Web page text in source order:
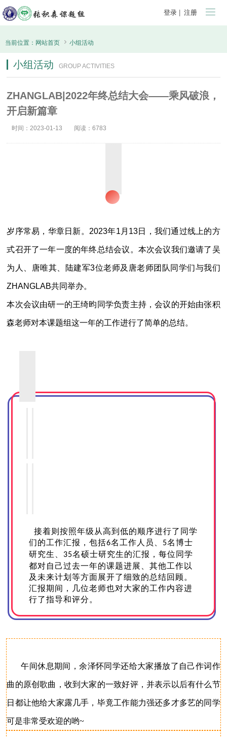
登录 注册 
当前位置： 网站首页  小组活动
小组活动 GROUP ACTIVITIES
ZHANGLAB|2022年终总结大会——乘风破浪，
开启新篇章
时间：2023-01-13 阅读：6783
岁序常易，华章日新。 2023年1月 13日，我们通过线上的方
式召开了一年一度的年终总结会议。本次会议我们邀请了吴
为人、唐唯其、陆建军3位老师及唐老师团队同学们与我们
ZHANGLAB共同举办。
本次会议由研一的王绮昀同学负责主持，会议的开始由张积
森老师对本课题组这一年的工作进行了简单的总结。
接着则按照年级从高到低的顺序进行了同学
们的工作汇报，包括6名工作人员、 5名博士
研究生、 35名硕士研究生的汇报，每位同学
都对自己过去一年的课题进展、其他工作以
及未来计划等方面展开了细致的总结回顾。
汇报期间，几位老师也对大家的工作内容进
行了指导和评分。
午间休息期间，余泽怀同学还给大家播放了自己作词作
曲的原创歌曲，收到大家的一致好评，并表示以后有什么节
日都让他给大家露几手，毕竟工作能力强还多才多艺的同学
可是非常受欢迎的哟~